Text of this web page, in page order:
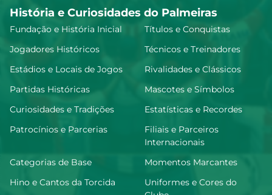
História e Curiosidades do Palmeiras
Fundação e História Inicial
Títulos e Conquistas
Jogadores Históricos
Técnicos e Treinadores
Estádios e Locais de Jogos
Rivalidades e Clássicos
Partidas Históricas
Mascotes e Símbolos
Curiosidades e Tradições
Estatísticas e Recordes
Patrocínios e Parcerias
Filiais e Parceiros
Internacionais
Categorias de Base
Momentos Marcantes
Hino e Cantos da Torcida
Uniformes e Cores do